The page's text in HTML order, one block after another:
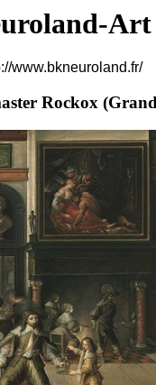
Art
www.bkneuroland.fr/
Rockox (